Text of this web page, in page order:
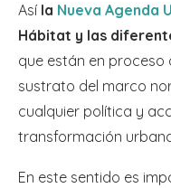
Así la Nueva Agenda
Hábitat y las
que están en proceso
sustrato del marco
cualquier política y
transformación
En este sentido es